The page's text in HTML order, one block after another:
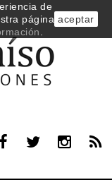
de
página aceptar